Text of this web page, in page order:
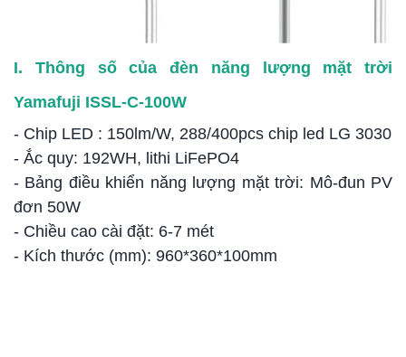
I. Thông số của đèn năng lượng mặt trời
Yamafuji ISSL-C-100W
- Chip LED : 150lm/W, 288/400pcs chip led LG 3030
- Ắc quy: 192WH, lithi LiFePO4
- Bảng điều khiển năng lượng mặt trời: Mô-đun PV
đơn 50W
- Chiều cao cài đặt: 6-7 mét
- Kích thước (mm): 960*360*100mm